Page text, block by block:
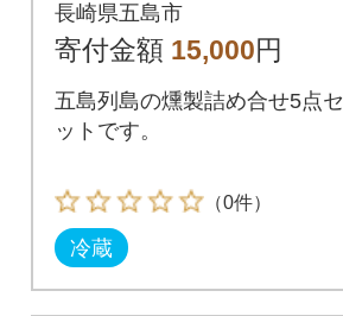
長崎県五島市
寄付金額 15,000円
五島列島の燻製詰め合せ5点セ
ットです。
（0件）
冷蔵